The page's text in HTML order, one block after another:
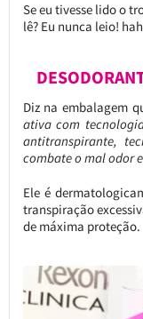
Se eu tivesse lido o
lê? Eu nunca leio!
Diz na embalagem
ativa com
antitranspirante,
combate o mal odor
Ele é
transpiração
de máxima proteção.